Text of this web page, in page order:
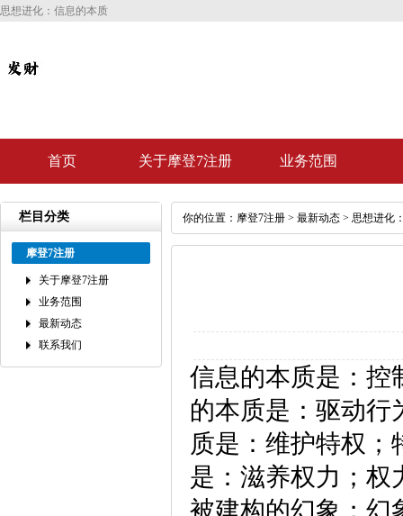
思想进化：信息的本质
首页 关于摩登7注册 业务范围
栏目分类
摩登7注册
关于摩登7注册
业务范围
最新动态
联系我们
你的位置： 摩登7注册 > 最新动态 > 思想进化
信息的本质是：控
的本质是：驱动行
质是：维护特权
是：滋养权力；权
被建构的幻象；幻